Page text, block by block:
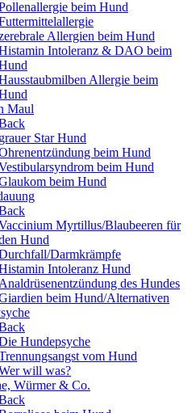
beim Hund
Allergien beim Hund
Intoleranz & DAO beim
Allergie beim
Maul
grauer Star Hund
beim Hund
beim Hund
beim Hund
Myrtillus/Blaubeeren für
Hund
Darmkrämpfe
Intoleranz Hund
Analdrüsenentzündung des Hundes
beim Hund/Alternativen
Hundepsyche
vom Hund
will was?
Würmer & Co.